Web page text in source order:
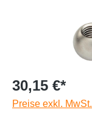
30,15 €*
Preise exkl.